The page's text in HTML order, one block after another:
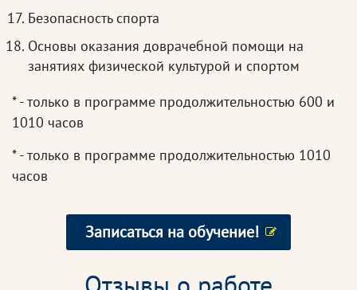
Безопасность спорта
Основы оказания доврачебной помощи на
занятиях физической культурой и спортом
* - только в программе продолжительностью 600 и
1010 часов
* - только в программе продолжительностью 1010
часов
Записаться на обучение!